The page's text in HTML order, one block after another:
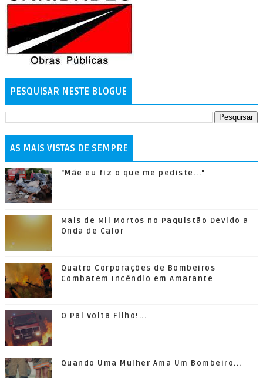
PESQUISAR NESTE BLOGUE
AS MAIS VISTAS DE SEMPRE
"Mãe eu fiz o que me pediste..."
Mais de Mil Mortos no Paquistão Devido a
Onda de Calor
Quatro Corporações de Bombeiros
Combatem Incêndio em Amarante
O Pai Volta Filho!...
Quando Uma Mulher Ama Um Bombeiro...